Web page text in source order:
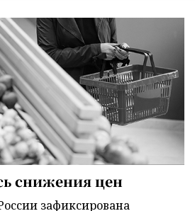
снижения цен
зафиксирована